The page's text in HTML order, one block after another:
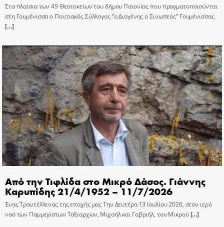
Στα πλαίσια των 49 Θεοτοκείων του δήμου Παιονίας που πραγματοποιούνται
στη Γουμένισσα ο Ποντιακός Σύλλογος “ο Διογένης ο Σινωπεύς” Γουμένισσας
[…]
Από την Τιφλίδα στο Μικρό Δάσος. Γιάννης
Καρυπίδης 21/4/1952 – 11/7/2026
Ένας Τραντέλλενας της εποχής μας Την Δευτέρα 13 Ιουλίου 2026, στον ιερό
ναό των Παμμεγίστων Ταξιαρχών, Μιχαήλ και Γαβριήλ, του Μικρού[…]